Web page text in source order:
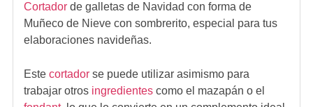
Cortadorde galletas de Navidad con forma de
Muñeco de Nieve con sombrerito, especial para tus
elaboraciones navideñas.
Este cortadorse puede utilizar asimismo para
trabajar otros ingredientescomo el mazapán o el